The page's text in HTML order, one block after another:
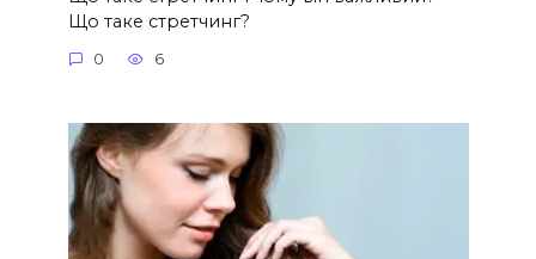
Що таке стретчинг?
0 6